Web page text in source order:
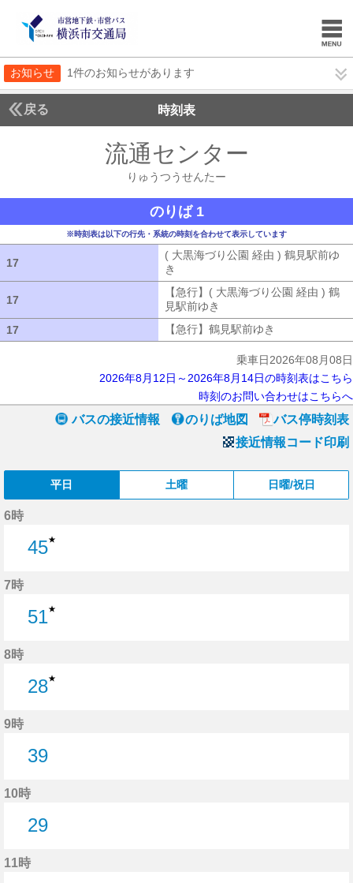
お知らせ 1件のお知らせがあります
戻る 時刻表
流通センター
りゅうつうせんたー
のりば 1
※時刻表は以下の行先・系統の時刻を合わせて表示しています
17
( 大黒海づり公園 経由 ) 鶴見駅前ゆ
き
17
【急行】( 大黒海づり公園 経由 ) 鶴
見駅前ゆき
17
【急行】鶴見駅前ゆき
乗車日2026年08月08日
2026年8月12日～2026年8月14日の時刻表はこちら
時刻のお問い合わせはこちらへ
バスの接近情報 のりば地図
バス停時刻表
接近情報コード印刷
平日 土曜 日曜/祝日
6時
45★
7時
51★
8時
28★
9時
39
10時
29
11時